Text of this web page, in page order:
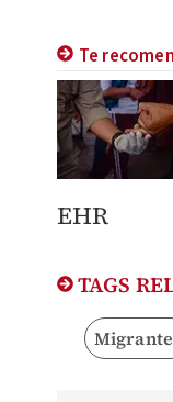
Te
EHR
TAGS